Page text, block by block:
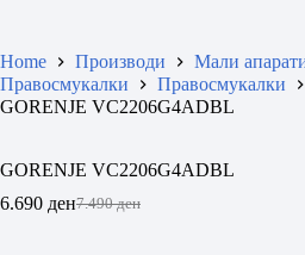
Home Производи
Мали
Правосмукалки
Правосмукалки
GORENJE VC2206G4ADBL
GORENJE VC2206G4ADBL
7.490ден
Original
6.690 денCurrent